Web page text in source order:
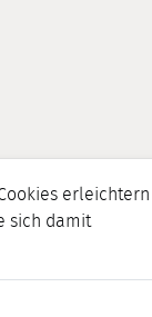
erleichtern
sich damit